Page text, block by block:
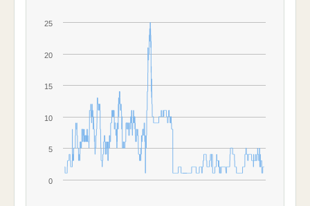
0
5
10
15
20
25